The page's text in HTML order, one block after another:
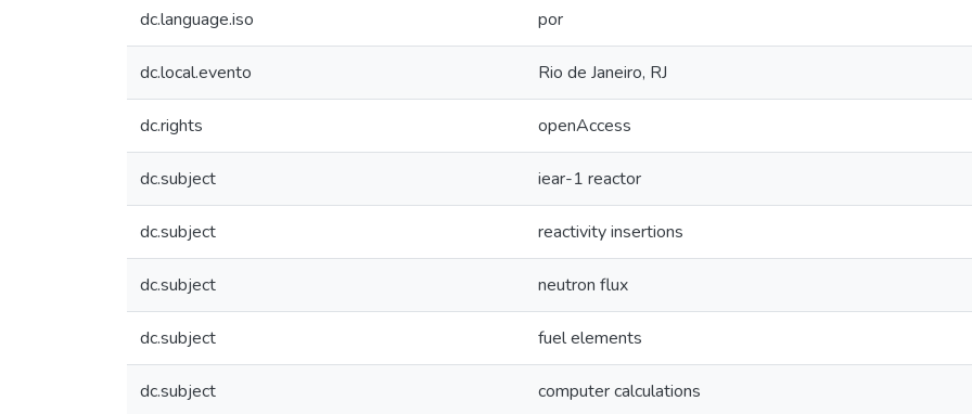
dc.language.iso por
dc.local.evento Rio de Janeiro, RJ
dc.rights openAccess
dc.subject iear-1 reactor
dc.subject reactivity insertions
dc.subject neutron flux
dc.subject fuel elements
dc.subject computer calculations